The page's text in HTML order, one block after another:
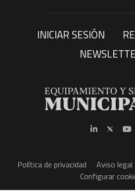
INICIAR SESIÓN
Política de privacidad Aviso legal
Configurar